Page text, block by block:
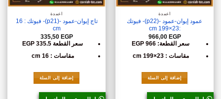
أعمدة
عمود إيوان-عمود -(p22)- فيوتك
:23×199 cm
966,00 EGP
سعر القطعة: 966 EGP
مقاسات : 23×199 cm
إضافة إلى السلة
أعمدة
تاج إيوان-عمود -(p21)- فيوتك : 16
cm
335,50 EGP
سعر القطعة 335.5 EGP
مقاسات : 16 cm
إضافة إلى السلة